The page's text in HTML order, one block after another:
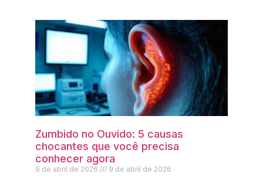
Zumbido no Ouvido: 5 causas
chocantes que você precisa
conhecer agora
9 de abril de 2026 9 de abril de 2026